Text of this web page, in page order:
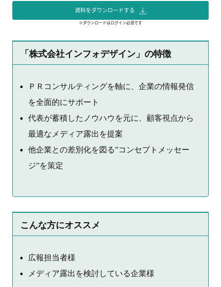
資料をダウンロードする
※ダウンロードはログイン必須です
「株式会社インフォデザイン」の特徴
ＰＲコンサルティングを軸に、企業の情報発信
を全面的にサポート
代表が蓄積したノウハウを元に、顧客視点から
最適なメディア露出を提案
他企業との差別化を図る”コンセプトメッセー
ジ”を策定
こんな方にオススメ
広報担当者様
メディア露出を検討している企業様